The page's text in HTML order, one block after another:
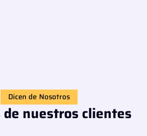
Dicen de Nosotros
de nuestros clientes